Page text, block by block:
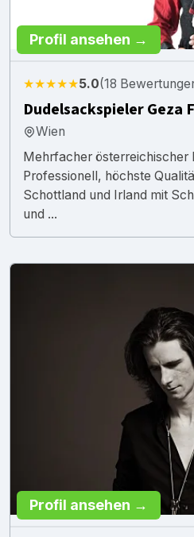
Profil ansehen →
★★★★★5.0(18
Dudelsackspieler Geza
Wien
Mehrfacher österreichischer
Professionell, höchste
Schottland und Irland mit
und ...
Profil ansehen →